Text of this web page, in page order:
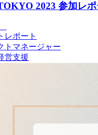
2023 参加レポ
レポート
トマネージャー
営支援